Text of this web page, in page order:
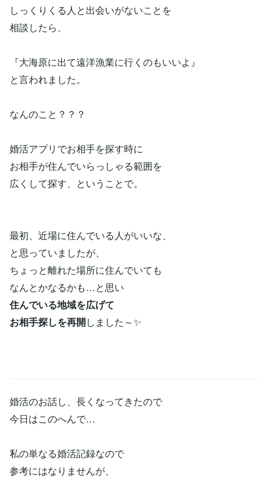
しっくりくる人と出会いがないことを
相談したら、
『大海原に出て遠洋漁業に行くのもいいよ』
と言われました。
なんのこと？？？
婚活アプリでお相手を探す時に
お相手が住んでいらっしゃる範囲を
広くして探す、ということで。
最初、近場に住んでいる人がいいな、
と思っていましたが、
ちょっと離れた場所に住んでいても
なんとかなるかも…と思い
住んでいる地域を広げて
お相手探しを再開しました～✨
婚活のお話し、長くなってきたので
今日はこのへんで…
私の単なる婚活記録なので
参考にはなりませんが、